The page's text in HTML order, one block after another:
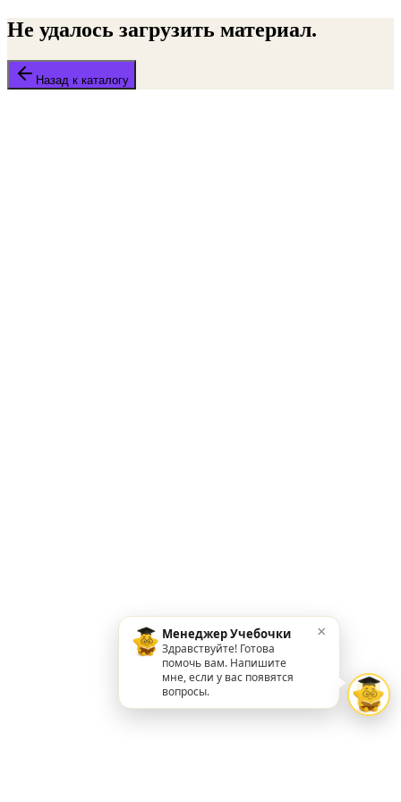
Не удалось загрузить материал.
Назад к каталогу
Менеджер Учебочки
Здравствуйте! Готова
помочь вам. Напишите
мне, если у вас появятся
вопросы.
×